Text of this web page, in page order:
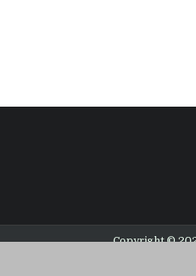
Copyright ©